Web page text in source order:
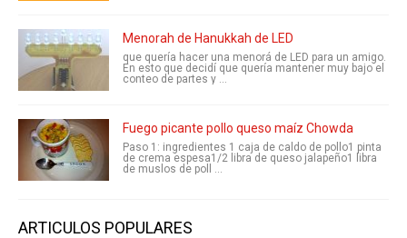
Menorah de Hanukkah de LED
que quería hacer una menorá de LED para un amigo.
En esto que decidí que quería mantener muy bajo el
conteo de partes y ...
Fuego picante pollo queso maíz Chowda
Paso 1: ingredientes 1 caja de caldo de pollo1 pinta
de crema espesa1/2 libra de queso jalapeño1 libra
de muslos de poll ...
ARTICULOS POPULARES